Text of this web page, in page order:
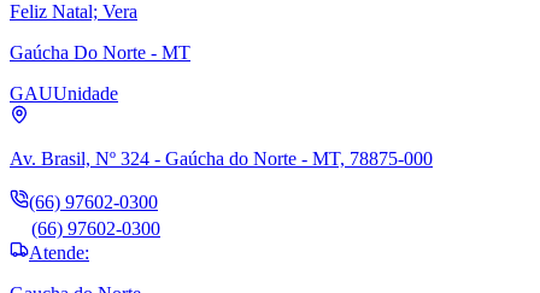
Feliz Natal; Vera
Gaúcha Do Norte - MT
GAUUnidade
Av. Brasil, Nº 324 - Gaúcha do Norte - MT, 78875-000
(66) 97602-0300
(66) 97602-0300
Atende: